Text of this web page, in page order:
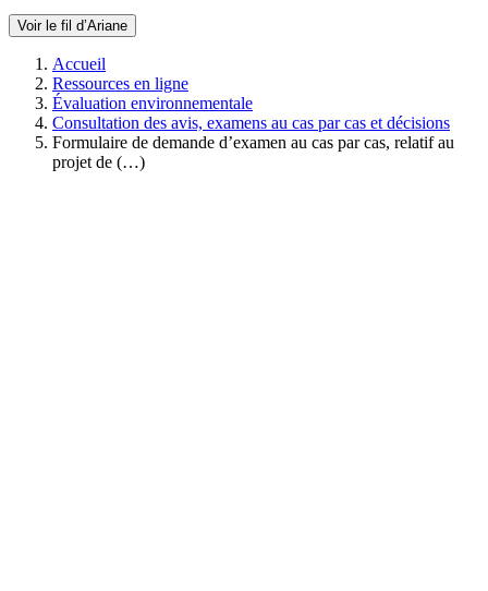
Voir le fil d’Ariane
Accueil
Ressources en ligne
Évaluation environnementale
Consultation des avis, examens au cas par cas et décisions
Formulaire de demande d’examen au cas par cas, relatif au
projet de (…)